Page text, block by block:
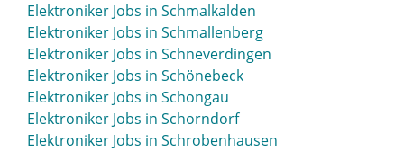
Elektroniker Jobs in Schmalkalden
Elektroniker Jobs in Schmallenberg
Elektroniker Jobs in Schneverdingen
Elektroniker Jobs in Schönebeck
Elektroniker Jobs in Schongau
Elektroniker Jobs in Schorndorf
Elektroniker Jobs in Schrobenhausen